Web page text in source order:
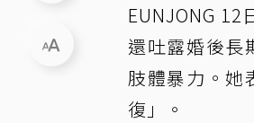
EUNJONG
還吐露婚後長
肢體暴力。她
復」。